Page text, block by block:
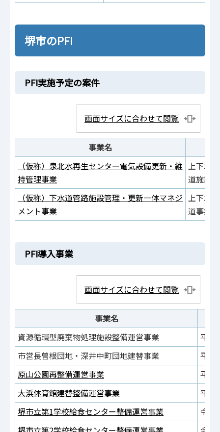
堺市のPFI
PFI実施予定の案件
画面サイズに合わせて閲覧
事業名
（仮称）泉北水再生センター電気設備更新・維
持管理事業
上下水
道施設課
（仮称）下水道管路施設管理・更新一体マネジ
メント事業
上下水
道事業
PFI導入事業
画面サイズに合わせて閲覧
事業名
資源循環型廃棄物処理施設整備運営事業
平成
市営長曽根団地・深井中町団地建替事業
平成
原山公園再整備運営事業
平成
大浜体育館建替整備運営事業
平成
堺市立第1学校給食センター整備運営事業
令和